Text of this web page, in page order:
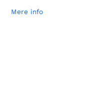
Mere info